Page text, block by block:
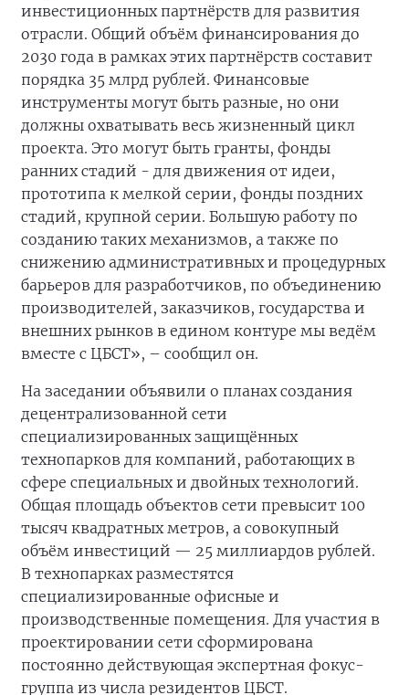
инвестиционных партнёрств для развития
отрасли. Общий объём финансирования до
2030 года в рамках этих партнёрств составит
порядка 35 млрд рублей. Финансовые
инструменты могут быть разные, но они
должны охватывать весь жизненный цикл
проекта. Это могут быть гранты, фонды
ранних стадий - для движения от идеи,
прототипа к мелкой серии, фонды поздних
стадий, крупной серии. Большую работу по
созданию таких механизмов, а также по
снижению административных и процедурных
барьеров для разработчиков, по объединению
производителей, заказчиков, государства и
внешних рынков в едином контуре мы ведём
вместе с ЦБСТ», – сообщил он.
На заседании объявили о планах создания
децентрализованной сети
специализированных защищённых
технопарков для компаний, работающих в
сфере специальных и двойных технологий.
Общая площадь объектов сети превысит 100
тысяч квадратных метров, а совокупный
объём инвестиций — 25 миллиардов рублей.
В технопарках разместятся
специализированные офисные и
производственные помещения. Для участия в
проектировании сети сформирована
постоянно действующая экспертная фокус-
группа из числа резидентов ЦБСТ.